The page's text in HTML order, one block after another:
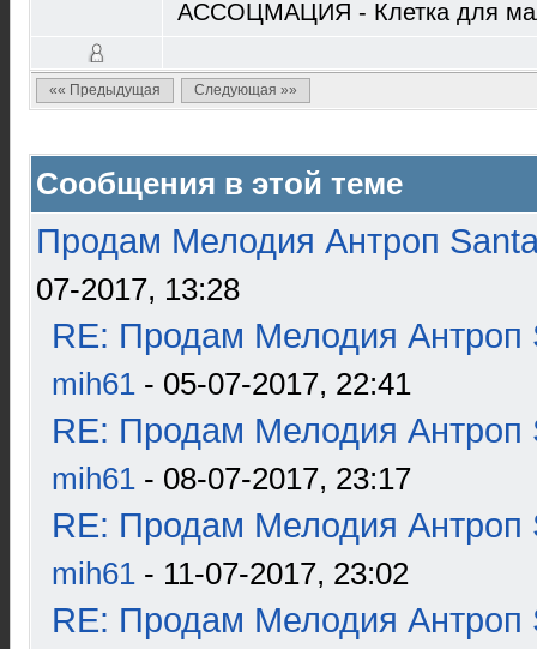
АССОЦМАЦИЯ - Клетка для
«« Предыдущая Следующая »»
Сообщения в этой теме
Продам Мелодия Антроп
07-2017, 13:28
RE: Продам Мелодия Антроп
mih61 - 05-07-2017, 22:41
RE: Продам Мелодия Антроп
mih61 - 08-07-2017, 23:17
RE: Продам Мелодия Антроп
mih61 - 11-07-2017, 23:02
RE: Продам Мелодия Антроп